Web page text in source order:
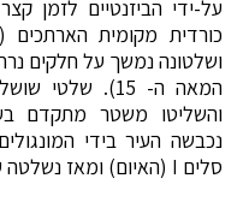
כורדית מקומית
ושלטונה נמשך על חלקים
המאה ה- 15).
סלים I (האיום) ומאז נשלטה על-ידי העות'מאניים.